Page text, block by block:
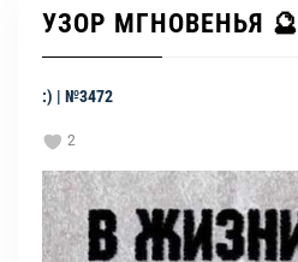
УЗОР МГНОВЕНЬЯ 🔮
:) | №3472
2